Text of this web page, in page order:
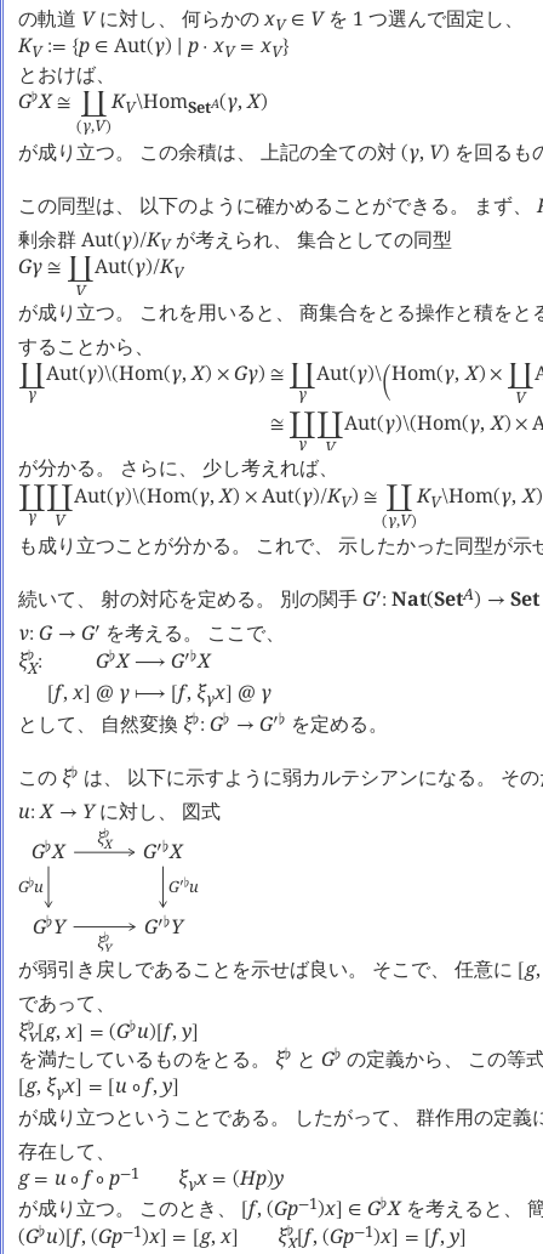
の軌道 Vに対し、 何らかのxV ∈ Vを 1 つ選んで固定し、
KV := {p ∈ Aut(γ) p · xV = xV}
とおけば、
G♭X ≅
(γ,V)
KV\HomSetA(γ, X)
が成り立つ。 この余積は、 上記の全ての対 (γ, V) を回るも
この同型は、 以下のように確かめることができる。 まず、
剰余群Aut(γ)/KVが考えられ、 集合としての同型
Gγ ≅
V
Aut(γ)/KV
が成り立つ。 これを用いると、 商集合をとる操作と積をと
することから、
γ
Aut(γ)\(Hom(γ, X) × Gγ) ≅ 󰄘
γ
Aut(γ)\󰀼Hom(γ, X) ×
V
≅
γ
󰄘
V
Aut(γ)\(Hom(γ, X) ×
が分かる。 さらに、 少し考えれば、
γ V
Aut(γ)\(Hom(γ, X) × Aut(γ)/KV) ≅
(γ,V)
KV\Hom(γ, X)
も成り立つことが分かる。 これで、 示したかった同型が示
続いて、 射の対応を定める。 別の関手G󰎘: Nat(SetA) → Set
ν: G → G󰎘 を考える。 ここで、
ξX
♭ : G♭X ⟶ G󰎘♭X
[f, x @ γ ⟼ [f, ξγx @ γ
として、 自然変換 ξ♭: G♭ → G󰎘♭ を定める。
この ξ♭ は、 以下に示すように弱カルテシアンになる。 そ
u: X → Yに対し、 図式
G♭X G󰎘♭X
G♭Y G󰎘♭Y
ξX
♭
G♭u
ξY
♭
G󰎘 ♭u
が弱引き戻しであることを示せば良い。 そこで、 任意に [g,
であって、
ξY
♭ [ g, x = (G♭u) [f, y
を満たしているものをとる。 ξ♭ と G♭ の定義から、 この等
[g, ξγx = u ∘ f, y
が成り立つということである。 したがって、 群作用の定
存在して、
g = u ∘ f ∘ p−1 ξγx = (Hp)y
が成り立つ。 このとき、
f, (Gp−1)x ∈ G♭Xを考えると、
(G♭u) f, (Gp−1)x = g, x ξX
♭ [f, (Gp−1)x = [f, y